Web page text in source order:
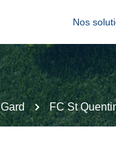
Nos
Gard FC St